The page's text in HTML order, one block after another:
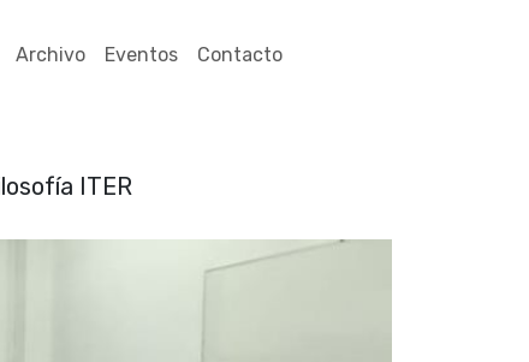
Archivo Eventos Contacto
ITER